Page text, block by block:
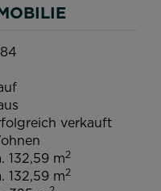
verkauft
132,59 m2
132,59 m2